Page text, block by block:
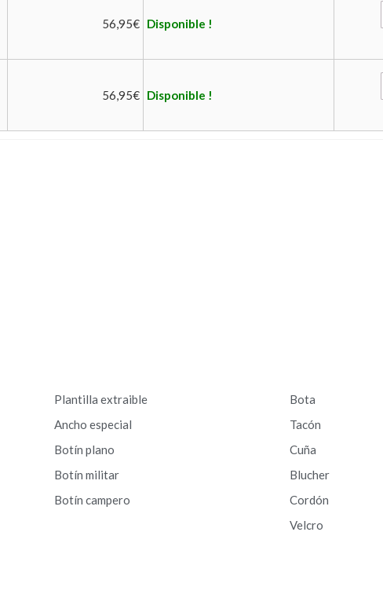
56,95€ Disponible !
56,95€ Disponible !
Plantilla extraible
Ancho especial
Botín plano
Botín militar
Botín campero
Bota
Tacón
Cuña
Blucher
Cordón
Velcro